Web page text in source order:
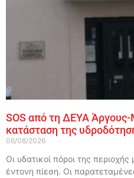
SOS από τη ΔΕΥΑ
κατάσταση της
06/08/2026
Οι υδατικοί πόροι της
έντονη πίεση. Οι